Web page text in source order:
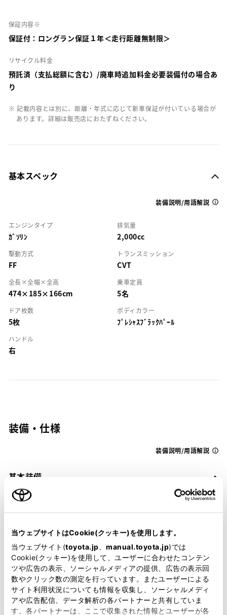
当ウェブサイトはCookie(クッキー)を使用します。
当ウェブサイト(toyota.jp manual.toyota.jp)では
Cookie(クッキー)を使用して、ユーザーに合わせたコンテン
ツや広告の表示、ソーシャルメディアの提供、広告の表示回
数やクリック数の測定を行っています。またユーザーによる
サイト利用状況についても情報を収集し、ソーシャルメディ
アや広告配信、データ解析の各パートナーと共有していま
す。各パートナーは、ここで収集された情報とユーザーが各
保証内容※
保証付：ロングラン保証１年＜走行距離無制限＞
リサイクル料金
預託済（支払総額に含む）/廃車時追加料金必要装備付の場合あ
り
※ 記載内容とは別に、距離・年式に応じて新車保証が付いている場合が
あります。詳細は販売店におたずねください。
基本スペック
装備説明/用語解説
エンジンタイプ
ｶﾞｿﾘﾝ
排気量
2,000cc
駆動方式
FF
トランスミッション
CVT
全長×全幅×全高
474×185×166cm
乗車定員
5名
ドア枚数
5枚
ボディカラー
ﾌﾟﾚｼｬｽﾌﾞﾗｯｸﾊﾟｰﾙ
ハンドル
右
装備・仕様
装備説明/用語解説
基本装備
パワーウィンドウ
ABS